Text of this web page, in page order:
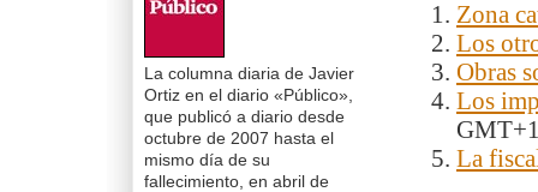
Zona
Los
Obras
Los
La
La columna diaria de Javier
Ortiz en el diario «Público»,
que publicó a diario desde
octubre de 2007 hasta el
mismo día de su
fallecimiento, en abril de